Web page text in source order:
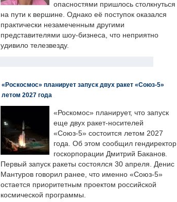
опасностями пришлось столкнуться
на пути к вершине. Однако её поступок оказался
практически незамеченным другими
представителями шоу-бизнеса, что неприятно
удивило телезвезду.
«Роскосмос» планирует запуск двух ракет «Союз-5»
летом 2027 года
«Роскомос» планирует, что запуск
еще двух ракет-носителей
«Союз-5» состоится летом 2027
года. Об этом сообщил гендиректор
госкорпорации Дмитрий Баканов.
Первый запуск ракеты состоялся 30 апреля. Денис
Мантуров говорил ранее, что именно «Союз-5»
остается приоритетным проектом российской
космической программы.